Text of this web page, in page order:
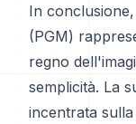
In
(PGM)
regno
semplicità. La
incentrata